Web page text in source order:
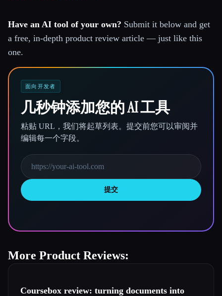
Have an AI tool of your own? Submit it below and get
a free, in-depth product review article — just like this
one.
面向开发者
几秒钟添加您的 AI 工具
粘贴 URL，我们将起草列表。提交前您可以审阅并
编辑每一个字段。
提交
More Product Reviews:
Coursebox review: turning documents into